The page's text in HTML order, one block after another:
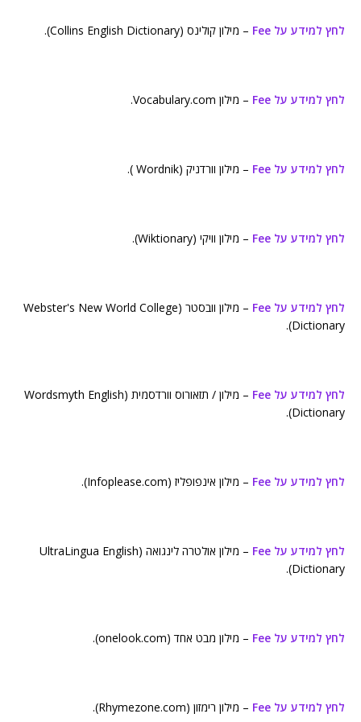
לחץ למידע על Fee – מילון קולינס (Collins English Dictionary).
לחץ למידע על Fee – מילון Vocabulary.com.
לחץ למידע על Fee – מילון וורדניק (Wordnik ).
לחץ למידע על Fee – מילון וויקי (Wiktionary).
לחץ למידע על Fee
– מילון וובסטר (Webster's New World College
Dictionary).
לחץ למידע על Fee
– מילון / תזאורוס וורדסמית (Wordsmyth English
Dictionary).
לחץ למידע על Fee – מילון אינפופליז (Infoplease.com).
לחץ למידע על Fee
– מילון אולטרה לינגואה (UltraLingua English
Dictionary).
לחץ למידע על Fee – מילון מבט אחד (onelook.com).
לחץ למידע על Fee – מילון רימזון (Rhymezone.com).